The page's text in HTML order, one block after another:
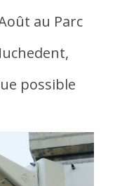
au Parc
possible